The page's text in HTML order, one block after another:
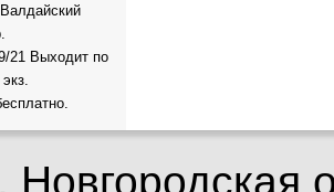
21 Выходит по
Новгородская